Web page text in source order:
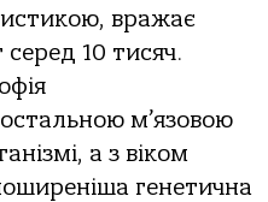
вражає
10 тисяч.
м’язовою
а з віком
генетична